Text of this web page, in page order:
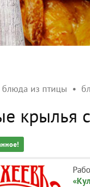
блюда из птицы
крылья